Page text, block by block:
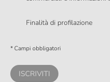
Finalità di profilazione
comunicazioni commerciali
* Campi obbligatori
ISCRIVITI